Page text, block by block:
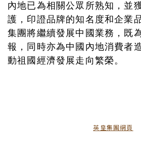
內地已為相關公眾所熟知，並
護，印證品牌的知名度和企業
集團將繼續發展中國業務，既
報，同時亦為中國內地消費者
動祖國經濟發展走向繁榮。
英皇集團網頁